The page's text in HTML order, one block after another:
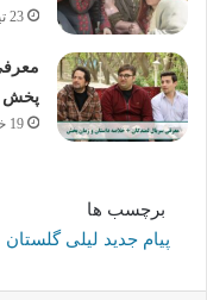
23 تیر 1404
پخش
19 خرداد 1404
برچسب ها
پیام جدید لیلی گلستان